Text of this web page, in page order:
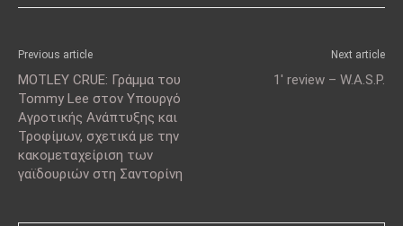
Previous article
MOTLEY CRUE: Γράμμα του
Tommy Lee στον Υπουργό
Αγροτικής Ανάπτυξης και
Τροφίμων, σχετικά με την
κακομεταχείριση των
γαϊδουριών στη Σαντορίνη
Next article
1′ review – W.A.S.P.